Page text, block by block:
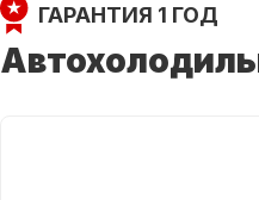
ГАРАНТИЯ 1 ГОД